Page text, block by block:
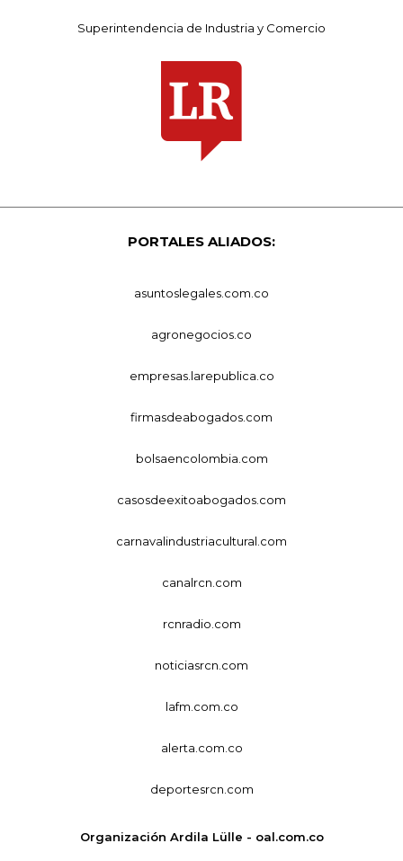
Superintendencia de Industria y Comercio
PORTALES ALIADOS:
asuntoslegales.com.co
agronegocios.co
empresas.larepublica.co
firmasdeabogados.com
bolsaencolombia.com
casosdeexitoabogados.com
carnavalindustriacultural.com
canalrcn.com
rcnradio.com
noticiasrcn.com
lafm.com.co
alerta.com.co
deportesrcn.com
Organización Ardila Lülle - oal.com.co